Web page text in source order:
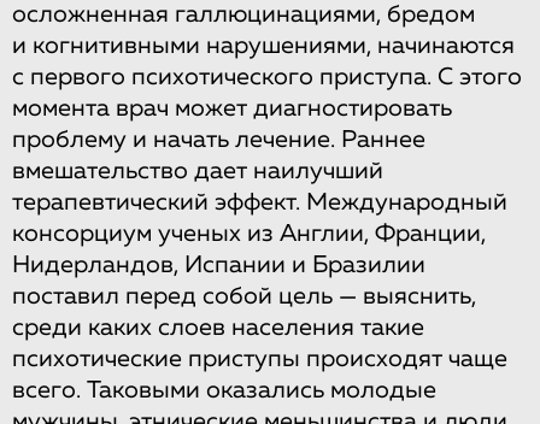
осложненная галлюцинациями, бредом
и когнитивными нарушениями, начинаются
с первого психотического приступа. С этого
момента врач может диагностировать
проблему и начать лечение. Раннее
вмешательство дает наилучший
терапевтический эффект. Международный
консорциум ученых из Англии, Франции,
Нидерландов, Испании и Бразилии
поставил перед собой цель — выяснить,
среди каких слоев населения такие
психотические приступы происходят чаще
всего. Таковыми оказались молодые